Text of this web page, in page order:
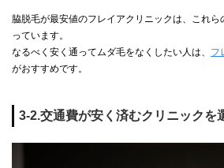
脇脱毛が最安値のフレイアクリニックは、これ
っています。
なるべく安く通ってムダ毛をなくしたい人は、 フ
がおすすめです。
3-2.交通費が安く済むクリニックを